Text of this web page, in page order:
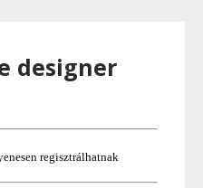
designer
regisztrálhatnak